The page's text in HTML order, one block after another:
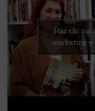
Haz clic
márketing y